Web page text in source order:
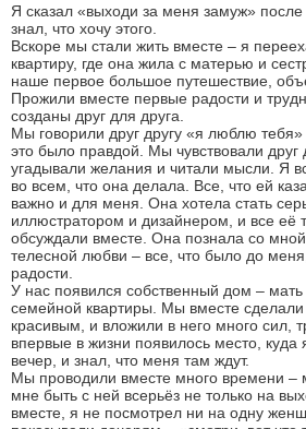
Я сказал «выходи за меня замуж»
знал, что хочу этого.
Вскоре мы стали жить вместе – я
квартиру, где она жила с матерью и
наше первое большое путешествие,
Прожили вместе первые радости и
созданы друг для друга.
Мы говорили друг другу «я люблю тебя»
это было правдой. Мы чувствовали друг
угадывали желания и читали мысли. Я
во всем, что она делала. Все, что ей
важно и для меня. Она хотела стать
иллюстратором и дизайнером, и все её
обсуждали вместе. Она познала со
телесной любви – все, что было до
радости.
У нас появился собственный дом –
семейной квартиры. Мы вместе сделали
красивым, и вложили в него много сил,
впервые в жизни появилось место, куда
вечер, и знал, что меня там ждут.
Мы проводили вместе много времени –
мне быть с ней всерьёз не только на
вместе, я не посмотрел ни на одну